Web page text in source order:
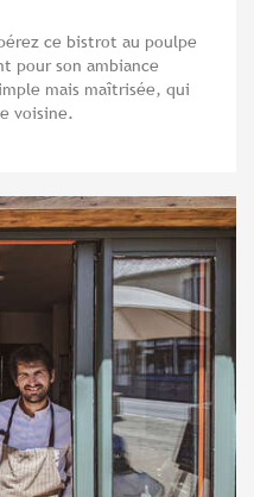
ce bistrot au poulpe
pour son ambiance
mais maîtrisée, qui
voisine.